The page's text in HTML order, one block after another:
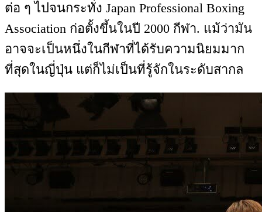
ต่อ ๆ ไปจนกระทั่ง Japan Professional Boxing
Association ก่อตั้งขึ้นในปี 2000 กีฬา. แม้ว่ามัน
อาจจะเป็นหนึ่งในกีฬาที่ได้รับความนิยมมาก
ที่สุดในญี่ปุ่น แต่ก็ไม่เป็นที่รู้จักในระดับสากล